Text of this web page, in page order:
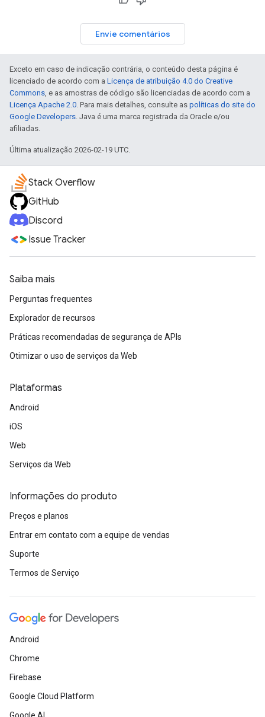
Envie comentários
Exceto em caso de indicação contrária, o conteúdo desta página é
licenciado de acordo com a Licença de atribuição 4.0 do Creative
Commons, e as amostras de código são licenciadas de acordo com a
Licença Apache 2.0. Para mais detalhes, consulte as políticas do site do
Google Developers. Java é uma marca registrada da Oracle e/ou
afiliadas.
Última atualização 2026-02-19 UTC.
Stack Overflow
GitHub
Discord
Issue Tracker
Saiba mais
Perguntas frequentes
Explorador de recursos
Práticas recomendadas de segurança de APIs
Otimizar o uso de serviços da Web
Plataformas
Android
iOS
Web
Serviços da Web
Informações do produto
Preços e planos
Entrar em contato com a equipe de vendas
Suporte
Termos de Serviço
Android
Chrome
Firebase
Google Cloud Platform